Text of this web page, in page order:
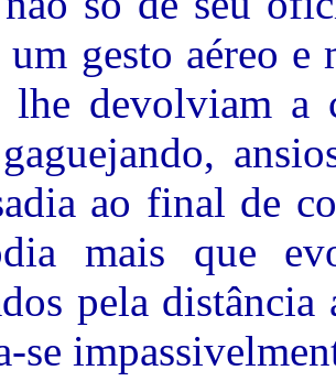
um gesto aéreo
lhe devolviam a
ao final de
mais que
pela
se